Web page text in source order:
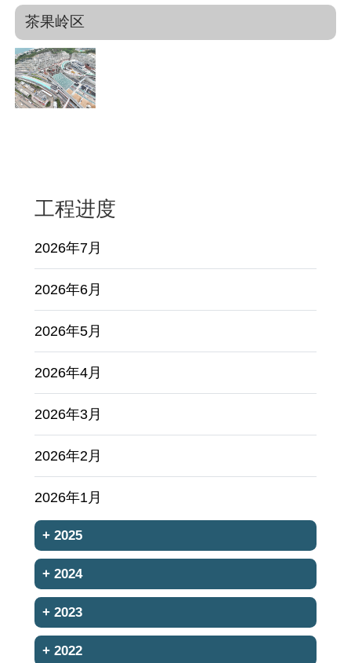
茶果岭区
工程进度
2026年7月
2026年6月
2026年5月
2026年4月
2026年3月
2026年2月
2026年1月
+ 2025
+ 2024
+ 2023
+ 2022